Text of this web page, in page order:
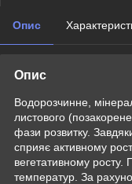
Опис
Опис
Водорозчинне,
листового
фази розвитку.
сприяє активному
вегетативному росту.
температур. За